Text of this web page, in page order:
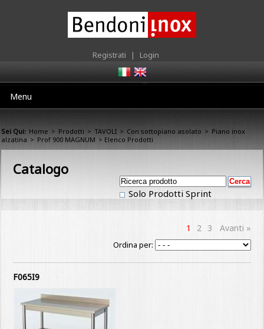
Registrati | Login
Menu
Sei Qui: Home > Prodotti > TAVOLI > Con sottopiano asolato > Piano inox
alzatina > Prof 900 MAGNUM > Elenco Prodotti
Catalogo
Solo Prodotti Sprint
1 2 3 Avanti »
Ordina per:
F065I9